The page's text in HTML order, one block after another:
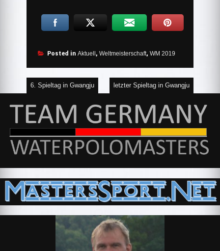
Posted in Aktuell , Weltmeisterschaft, WM 2019
Beitragsnavigation
6. Spieltag in Gwangju letzter Spieltag in Gwangju